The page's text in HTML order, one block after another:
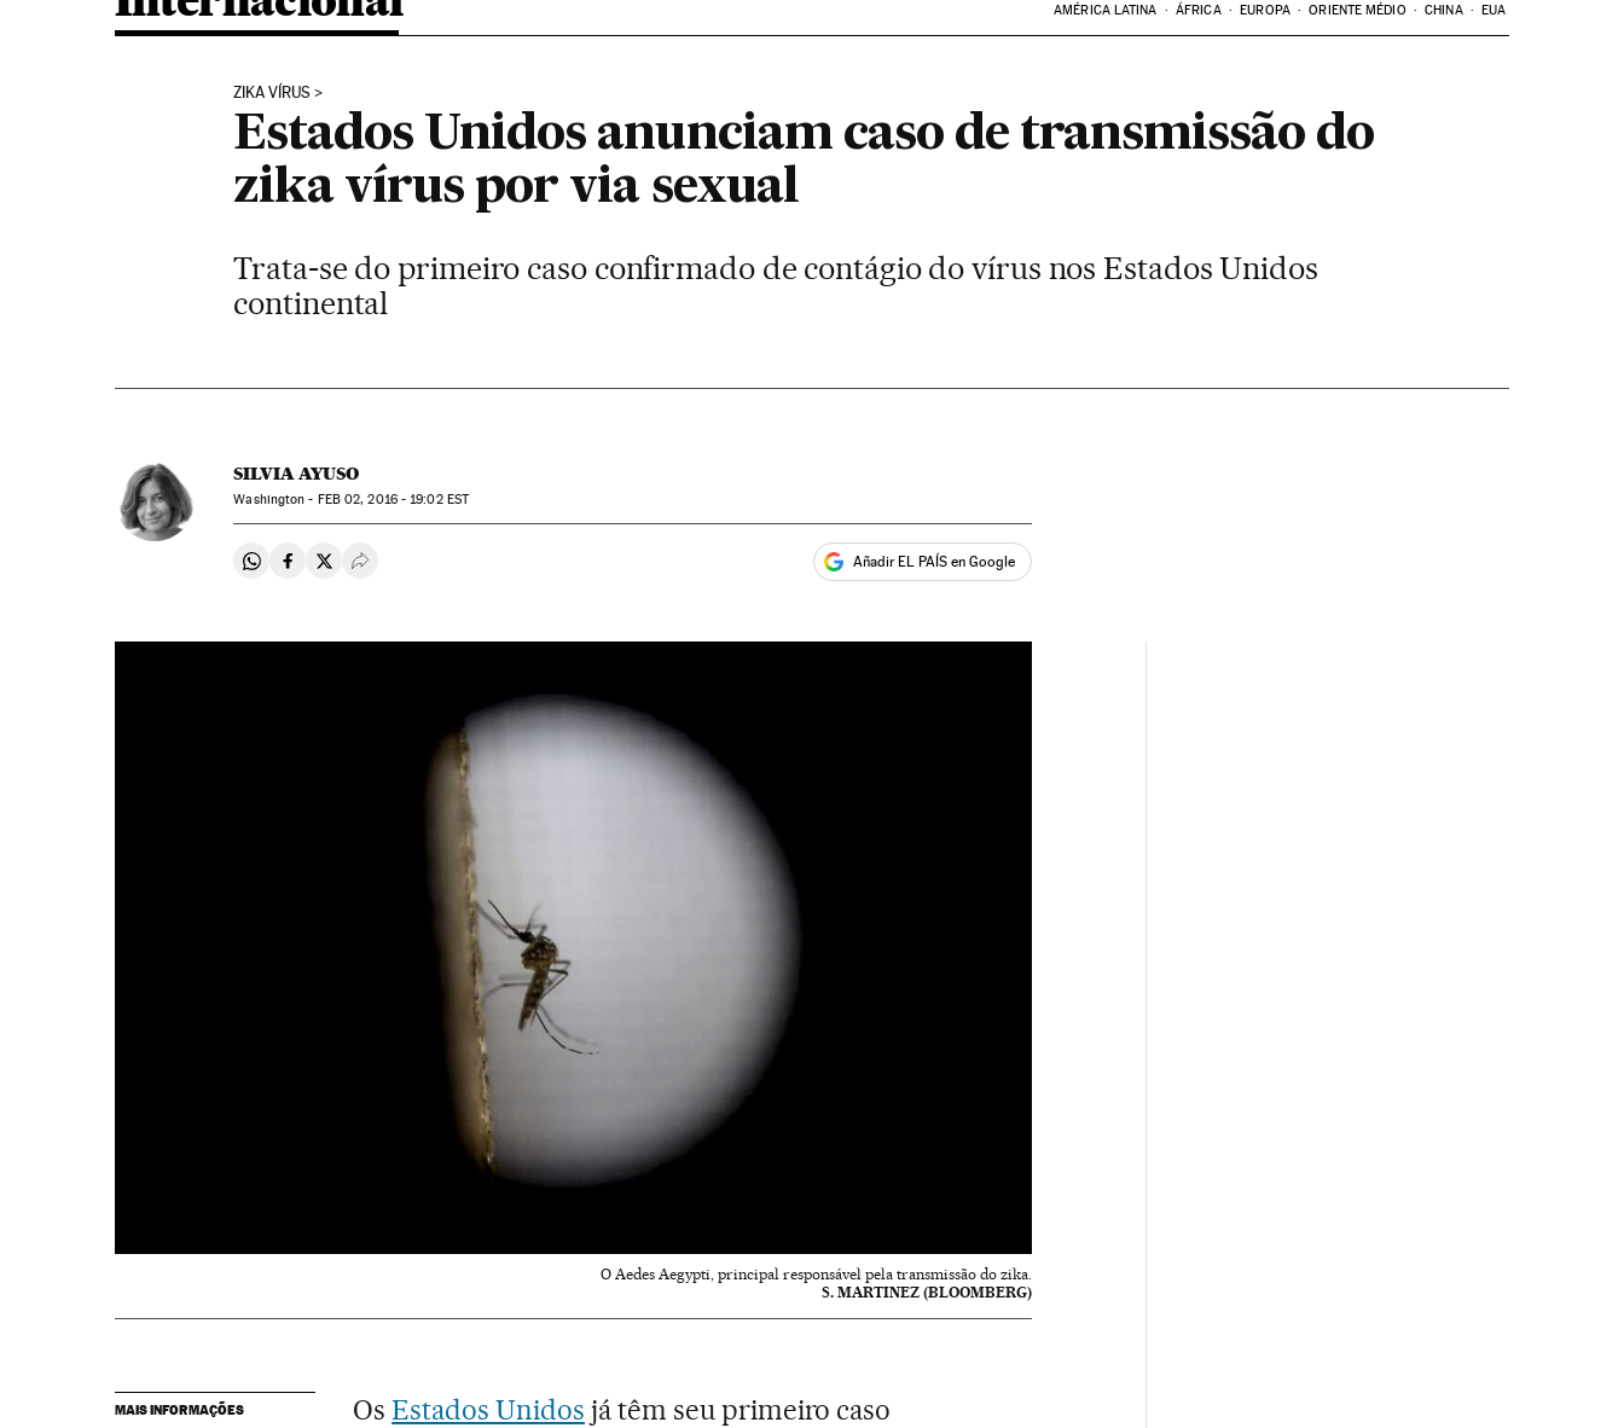
AMÉRICA LATINA ÁFRICA EUROPA ORIENTE MÉDIO CHINA EUA
ZIKA VÍRUS
Estados Unidos anunciam caso de transmissão do
zika vírus por via sexual
Trata-se do primeiro caso confirmado de contágio do vírus nos Estados Unidos
continental
SILVIA AYUSO
Washington - FEB02, 2016 - 19:02EST
Compartir en Whatsapp
Compartir en Facebook
Compartir en Twitter
Desplegar Redes Sociales Añadir EL PAÍS en Google
O Aedes Aegypti, principal responsável pela transmissão do zika.
S. MARTINEZ (BLOOMBERG)
MAIS INFORMAÇÕES OsEstados Unidos já têm seu primeiro caso